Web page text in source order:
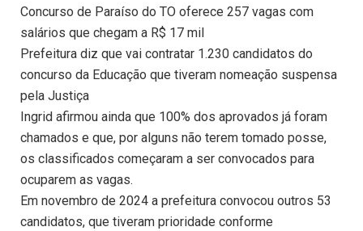
Concurso de Paraíso do TO oferece 257 vagas com
salários que chegam a R$ 17 mil
Prefeitura diz que vai contratar 1.230 candidatos do
concurso da Educação que tiveram nomeação suspensa
pela Justiça
Ingrid afirmou ainda que 100% dos aprovados já foram
chamados e que, por alguns não terem tomado posse,
os classificados começaram a ser convocados para
ocuparem as vagas.
Em novembro de 2024 a prefeitura convocou outros 53
candidatos, que tiveram prioridade conforme